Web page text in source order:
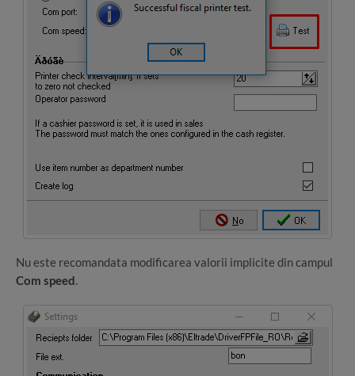
Nu este recomandata modificarea valorii implicite din campul
Com speed.